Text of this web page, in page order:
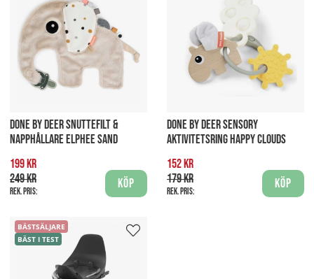
DONE BY DEER SNUTTEFILT &
NAPPHÅLLARE ELPHEE SAND
199 kr
249 kr
Rek. pris:
Köp
DONE BY DEER SENSORY
AKTIVITETSRING HAPPY CLOUDS
152 kr
179 kr
Rek. pris:
Köp
BÄSTSÄLJARE
BÄST I TEST